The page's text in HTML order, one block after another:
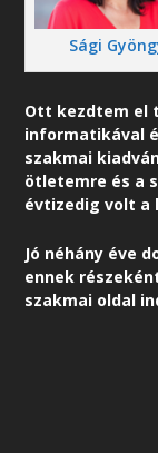
Sági
Ott kezdtem el
informatikával
szakmai
ötletemre és a
évtizedig volt a
Jó néhány éve
ennek
szakmai oldal